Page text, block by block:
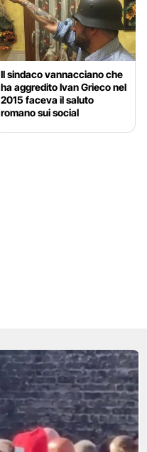
Il sindaco vannacciano che
ha aggredito Ivan Grieco nel
2015 faceva il saluto
romano sui social